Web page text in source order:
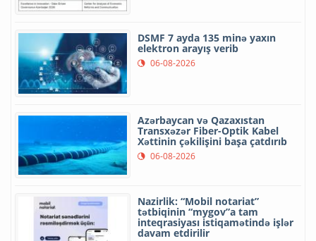
DSMF 7 ayda 135 minə yaxın
elektron arayış verib
06-08-2026
Azərbaycan və Qazaxıstan
Transxəzər Fiber-Optik Kabel
Xəttinin çəkilişini başa çatdırıb
06-08-2026
Nazirlik: “Mobil notariat”
tətbiqinin “mygov”a tam
inteqrasiyası istiqamətində işlər
davam etdirilir